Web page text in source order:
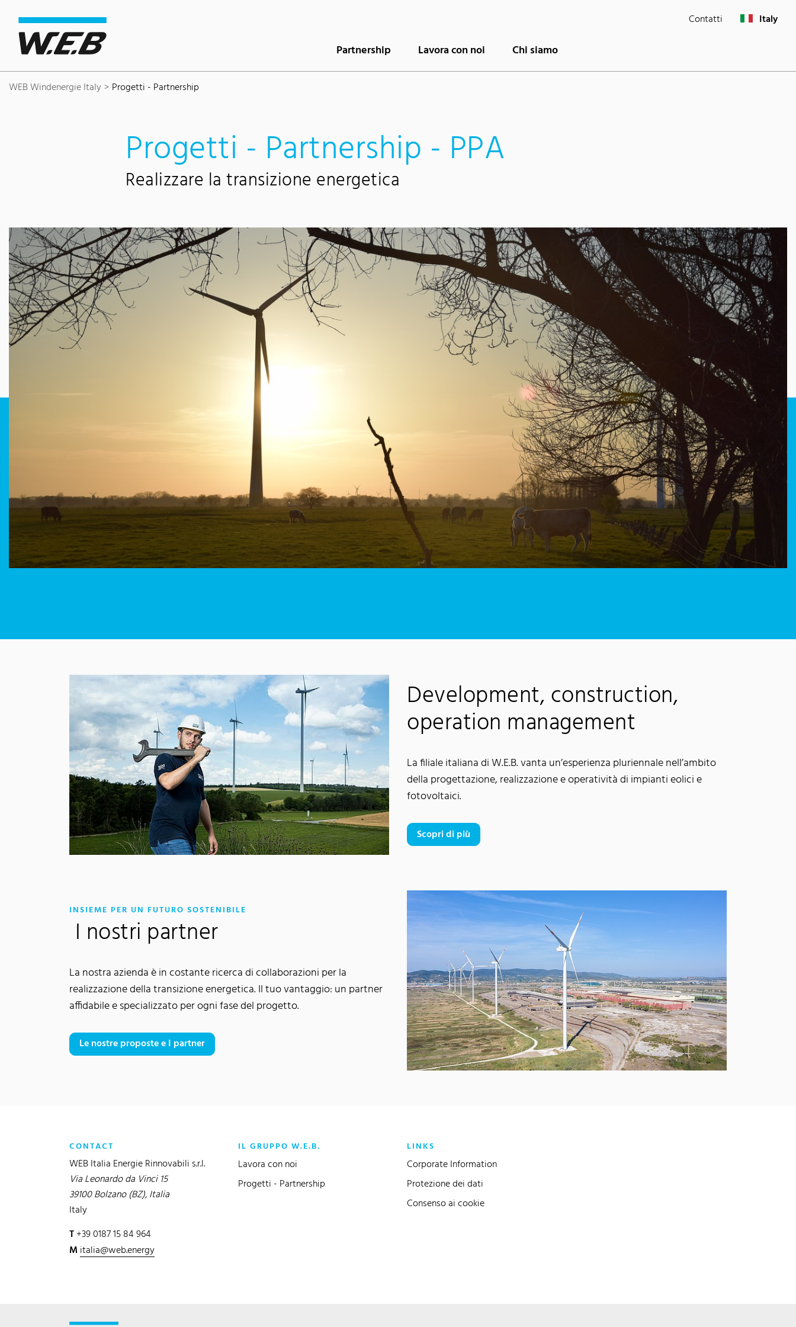
Contatti Italy
Partnership Lavora con noi Chi siamo
WEB Windenergie Italy Progetti - Partnership
Progetti - Partnership - PPA
Realizzare la transizione energetica
Development, construction,
operation management
La filiale italiana di W.E.B. vanta un’esperienza pluriennale nell’ambito
della progettazione, realizzazione e operatività di impianti eolici e
fotovoltaici.
Scopri di più
INSIEME PER UN FUTURO SOSTENIBILE
I nostri partner
La nostra azienda è in costante ricerca di collaborazioni per la
realizzazione della transizione energetica. Il tuo vantaggio: un partner
affidabile e specializzato per ogni fase del progetto.
Le nostre proposte e I partner
CONTACT
WEB Italia Energie Rinnovabili s.r.l.
Via Leonardo da Vinci 15
39100 Bolzano (BZ), Italia
Italy
T+39 0187 15 84 964
Mitalia@web.energy
IL GRUPPO W.E.B.
Lavora con noi
Progetti - Partnership
LINKS
Corporate Information
Protezione dei dati
Consenso ai cookie